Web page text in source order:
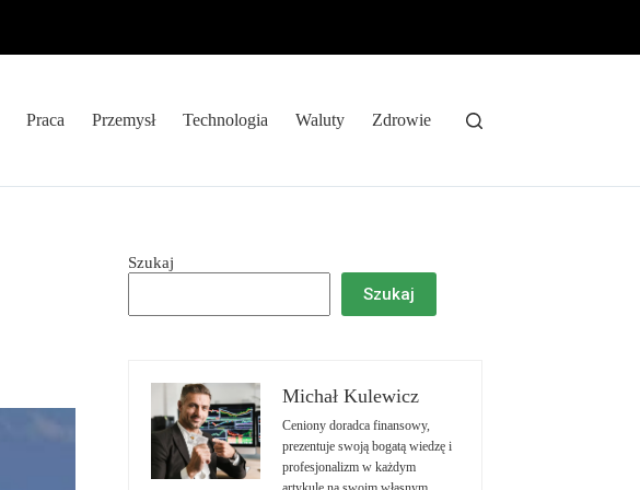
Praca Przemysł Technologia Waluty Zdrowie
Szukaj
Szukaj
Michał Kulewicz
Ceniony doradca finansowy,
prezentuje swoją bogatą wiedzę i
profesjonalizm w każdym